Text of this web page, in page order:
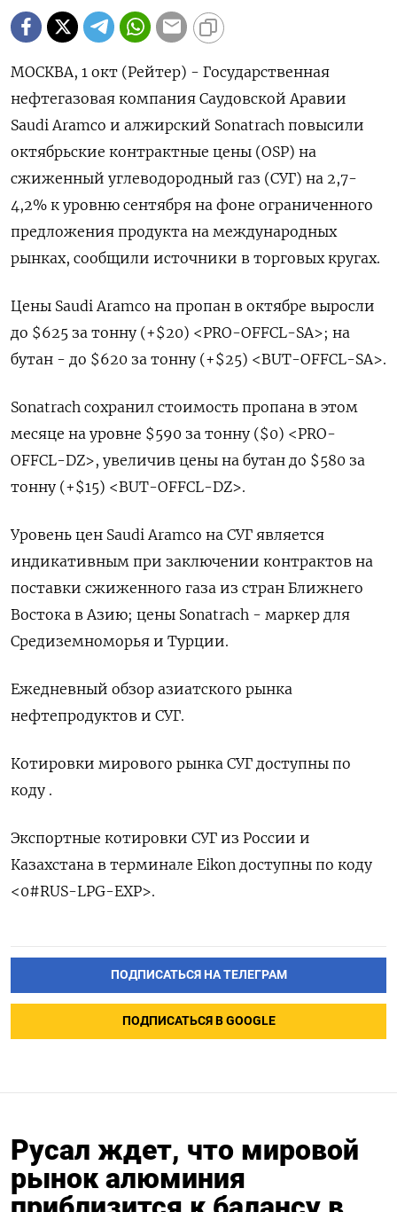
МОСКВА, 1 окт (Рейтер) - Государственная
нефтегазовая компания Саудовской Аравии
Saudi Aramco и алжирский Sonatrach повысили
октябрьские контрактные цены (OSP) на
сжиженный углеводородный газ (СУГ) на 2,7-
4,2% к уровню сентября на фоне ограниченного
предложения продукта на международных
рынках, сообщили источники в торговых кругах.
Цены Saudi Aramco на пропан в октябре выросли
до $625 за тонну (+$20) <PRO-OFFCL-SA>; на
бутан - до $620 за тонну (+$25) <BUT-OFFCL-SA>.
Sonatrach сохранил стоимость пропана в этом
месяце на уровне $590 за тонну ($0) <PRO-
OFFCL-DZ>, увеличив цены на бутан до $580 за
тонну (+$15) <BUT-OFFCL-DZ>.
Уровень цен Saudi Aramco на СУГ является
индикативным при заключении контрактов на
поставки сжиженного газа из стран Ближнего
Востока в Азию; цены Sonatrach - маркер для
Средиземноморья и Турции.
Ежедневный обзор азиатского рынка
нефтепродуктов и СУГ.
Котировки мирового рынка СУГ доступны по
коду .
Экспортные котировки СУГ из России и
Казахстана в терминале Eikon доступны по коду
<0#RUS-LPG-EXP>.
ПОДПИСАТЬСЯ НА ТЕЛЕГРАМ
ПОДПИСАТЬСЯ В GOOGLE
Русал ждет, что мировой
рынок алюминия